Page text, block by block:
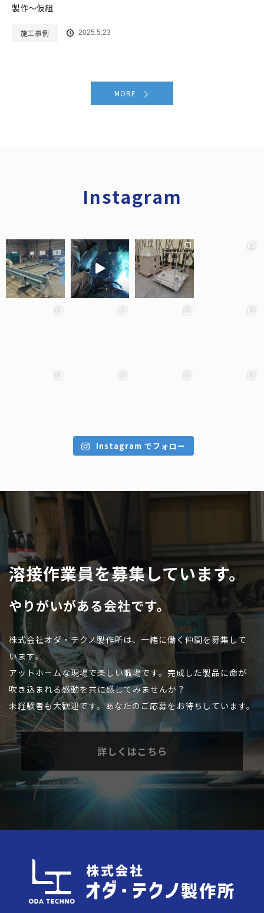
MORE
製作～仮組
施工事例 2025.5.23
Instagram
Instagram でフォロー
溶接作業員を募集しています。
やりがいがある会社です。
株式会社オダ・テクノ製作所は、一緒に働く仲間を募集して
います。
アットホームな現場で楽しい職場です。完成した製品に命が
吹き込まれる感動を共に感じてみませんか？
未経験者も大歓迎です。あなたのご応募をお待ちしています。
詳しくはこちら